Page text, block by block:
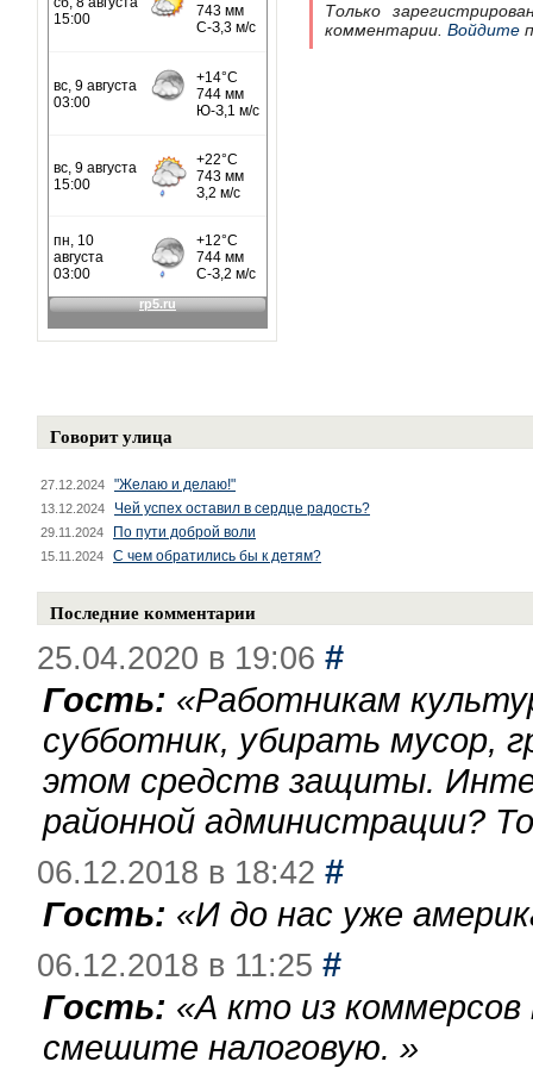
Только
комментарии. Войдите
Говорит улица
27.12.2024 "Желаю и делаю!"
13.12.2024 Чей успех оставил в сердце радость?
29.11.2024 По пути доброй воли
15.11.2024 С чем обратились бы к детям?
Последние комментарии
25.04.2020 в 19:06 #
Гость: «Работникам
субботник, убирать мусор,
этом средств защиты.
районной администрации?
06.12.2018 в 18:42 #
Гость: «И до нас уже
06.12.2018 в 11:25 #
Гость: «А кто из
смешите налоговую. »